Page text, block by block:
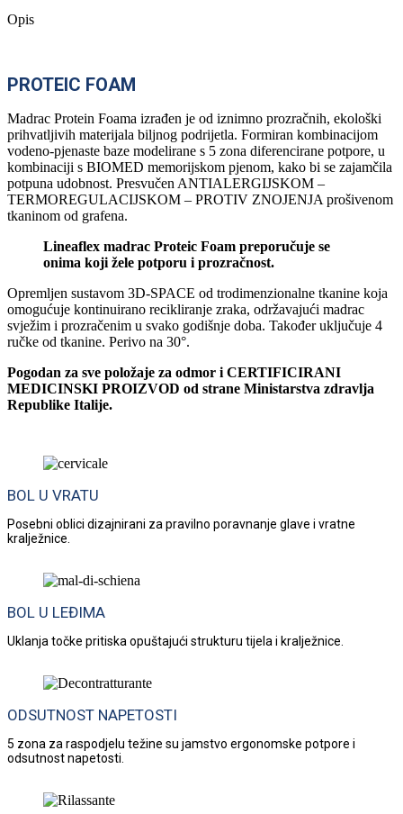
Opis
PROTEIC FOAM
Madrac Protein Foama izrađen je od iznimno prozračnih, ekološki
prihvatljivih materijala biljnog podrijetla. Formiran kombinacijom
vodeno-pjenaste baze modelirane s 5 zona diferencirane potpore, u
kombinaciji s BIOMED memorijskom pjenom, kako bi se zajamčila
potpuna udobnost. Presvučen ANTIALERGIJSKOM –
TERMOREGULACIJSKOM – PROTIV ZNOJENJA prošivenom
tkaninom od grafena.
Lineaflex madrac Proteic Foam preporučuje se
onima koji žele potporu i prozračnost.
Opremljen sustavom 3D-SPACE od trodimenzionalne tkanine koja
omogućuje kontinuirano recikliranje zraka, održavajući madrac
svježim i prozračenim u svako godišnje doba. Također uključuje 4
ručke od tkanine. Perivo na 30°.
Pogodan za sve položaje za odmor i CERTIFICIRANI
MEDICINSKI PROIZVOD od strane Ministarstva zdravlja
Republike Italije.
BOL U VRATU
Posebni oblici dizajnirani za pravilno poravnanje glave i vratne
kralježnice.
BOL U LEĐIMA
Uklanja točke pritiska opuštajući strukturu tijela i kralježnice.
ODSUTNOST NAPETOSTI
5 zona za raspodjelu težine su jamstvo ergonomske potpore i
odsutnost napetosti.